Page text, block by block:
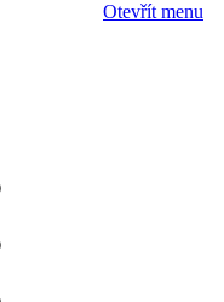
Otevřít menu